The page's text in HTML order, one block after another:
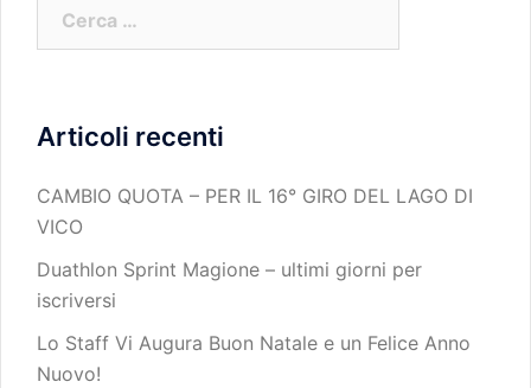
Articoli recenti
CAMBIO QUOTA – PER IL 16° GIRO DEL LAGO DI
VICO
Duathlon Sprint Magione – ultimi giorni per
iscriversi
Lo Staff Vi Augura Buon Natale e un Felice Anno
Nuovo!